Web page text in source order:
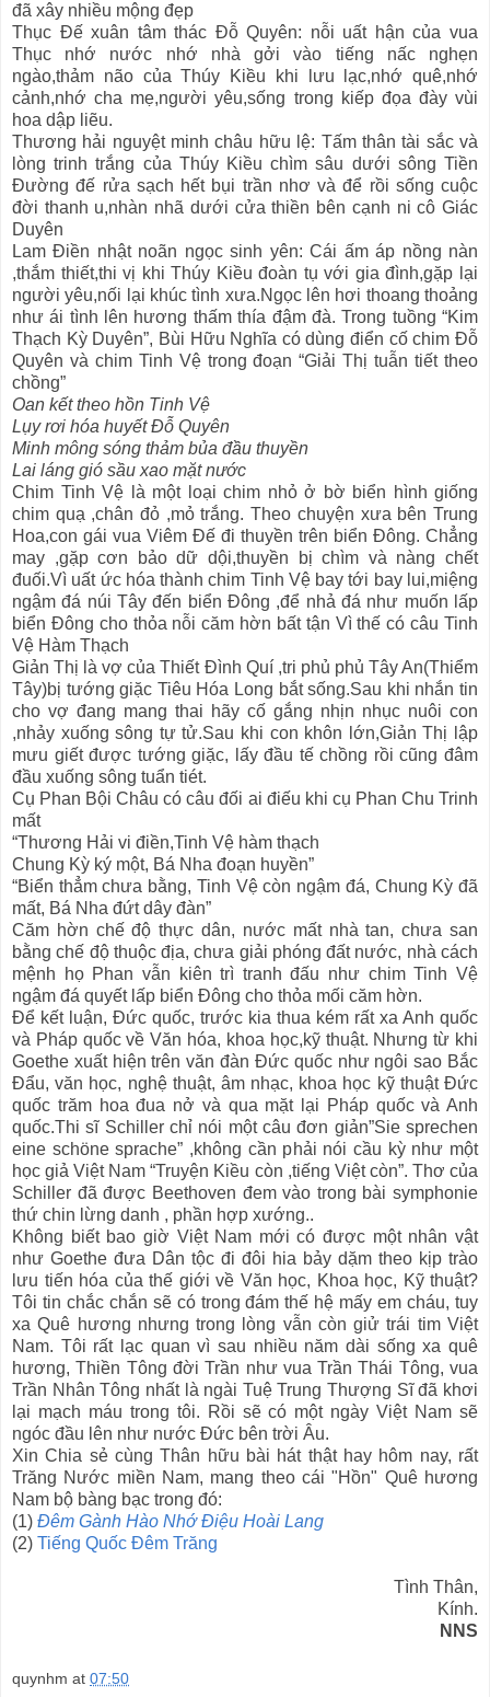
đã xây nhiều mộng đẹp
Thục Đế xuân tâm thác Đỗ Quyên: nỗi uất hận của vua
Thục nhớ nước nhớ nhà gởi vào tiếng nấc nghẹn
ngào,thảm não của Thúy Kiều khi lưu lạc,nhớ quê,nhớ
cảnh,nhớ cha mẹ,người yêu,sống trong kiếp đọa đày vùi
hoa dập liẽu.
Thương hải nguyệt minh châu hữu lệ: Tấm thân tài sắc và
lòng trinh trắng của Thúy Kiều chìm sâu dưới sông Tiền
Đường đế rửa sạch hết bụi trần nhơ và để rồi sống cuộc
đời thanh u,nhàn nhã dưới cửa thiền bên cạnh ni cô Giác
Duyên
Lam Điền nhật noãn ngọc sinh yên: Cái ấm áp nồng nàn
,thắm thiết,thi vị khi Thúy Kiều đoàn tụ với gia đình,gặp lại
người yêu,nối lại khúc tình xưa.Ngọc lên hơi thoang thoảng
như ái tình lên hương thấm thía đậm đà.Trong tuồng “Kim
Thạch Kỳ Duyên”, Bùi Hữu Nghĩa có dùng điển cố chim Đỗ
Quyên và chim Tinh Vệ trong đoạn “Giải Thị tuẫn tiết theo
chồng”
Oan kết theo hồn Tinh Vệ
Lụy rơi hóa huyết Đỗ Quyên
Minh mông sóng thảm bủa đầu thuyền
Lai láng gió sầu xao mặt nước
Chim Tinh Vệ là một loại chim nhỏ ở bờ biển hình giống
chim quạ ,chân đỏ ,mỏ trắng. Theo chuyện xưa bên Trung
Hoa,con gái vua Viêm Đế đi thuyền trên biển Đông. Chẳng
may ,gặp cơn bảo dữ dội,thuyền bị chìm và nàng chết
đuối.Vì uất ức hóa thành chim Tinh Vệ bay tới bay lui,miệng
ngậm đá núi Tây đến biển Đông ,để nhả đá như muốn lấp
biển Đông cho thỏa nỗi căm hờn bất tận Vì thế có câu Tinh
Vệ Hàm Thạch
Giản Thị là vợ của Thiết Đình Quí ,tri phủ phủ Tây An(Thiểm
Tây)bị tướng giặc Tiêu Hóa Long bắt sống.Sau khi nhắn tin
cho vợ đang mang thai hãy cố gắng nhịn nhục nuôi con
,nhảy xuống sông tự tử.Sau khi con khôn lớn,Giản Thị lập
mưu giết được tướng giặc, lấy đầu tế chồng rồi cũng đâm
đầu xuống sông tuẩn tiét.
Cụ Phan Bội Châu có câu đối ai điếu khi cụ Phan Chu Trinh
mất
“Thương Hải vi điền,Tinh Vệ hàm thạch
Chung Kỳ ký một, Bá Nha đoạn huyền”
“Biển thẳm chưa bằng, Tinh Vệ còn ngậm đá, Chung Kỳ đã
mất, Bá Nha đứt dây đàn”
Căm hờn chế độ thực dân, nước mất nhà tan, chưa san
bằng chế độ thuộc địa, chưa giải phóng đất nước, nhà cách
mệnh họ Phan vẫn kiên trì tranh đấu như chim Tinh Vệ
ngậm đá quyết lấp biển Đông cho thỏa mối căm hờn.
Để kết luận, Đức quốc, trước kia thua kém rất xa Anh quốc
và Pháp quốc về Văn hóa, khoa học,kỹ thuật. Nhưng từ khi
Goethe xuất hiện trên văn đàn Đức quốc như ngôi sao Bắc
Đẩu, văn học, nghệ thuật, âm nhạc, khoa học kỹ thuật Đức
quốc trăm hoa đua nở và qua mặt lại Pháp quốc và Anh
quốc.Thi sĩ Schiller chỉ nói một câu đơn giản”Sie sprechen
eine schöne sprache” ,không cần phải nói cầu kỳ như một
học giả Việt Nam “Truyện Kiều còn ,tiếng Việt còn”. Thơ của
Schiller đã được Beethoven đem vào trong bài symphonie
thứ chin lừng danh , phần hợp xướng..
Không biết bao giờ Việt Nam mới có được một nhân vật
như Goethe đưa Dân tộc đi đôi hia bảy dặm theo kịp trào
lưu tiến hóa của thế giới về Văn học, Khoa học, Kỹ thuật?
Tôi tin chắc chắn sẽ có trong đám thế hệ mấy em cháu, tuy
xa Quê hương nhưng trong lòng vẫn còn giử trái tim Việt
Nam. Tôi rất lạc quan vì sau nhiều năm dài sống xa quê
hương, Thiền Tông đời Trần như vua Trần Thái Tông, vua
Trần Nhân Tông nhất là ngài Tuệ Trung Thượng Sĩ đã khơi
lại mạch máu trong tôi. Rồi sẽ có một ngày Việt Nam sẽ
ngóc đầu lên như nước Đức bên trời Âu.
Xin Chia sẻ cùng Thân hữu bài hát thật hay hôm nay, rất
Trăng Nước miền Nam, mang theo cái "Hồn" Quê hương
Nam bộ bàng bạc trong đó:
(1) Đêm Gành Hào Nhớ Điệu Hoài Lang
(2) Tiếng Quốc Đêm Trăng
Tình Thân,
Kính.
NNS
quynhm at 07:50